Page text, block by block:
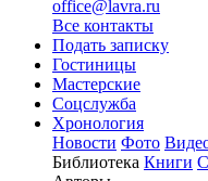
office@lavra.ru
Все контакты
Подать записку
Гостиницы
Мастерские
Соцслужба
Хронология
Новости Фото
Библиотека Книги